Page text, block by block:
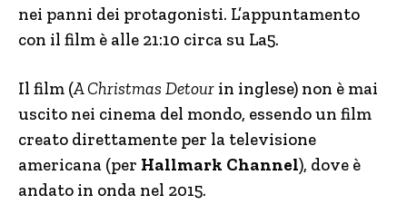
nei panni dei protagonisti. L’appuntamento
con il film è alle 21:10 circa su La5.
Il film (A Christmas Detour in inglese) non è mai
uscito nei cinema del mondo, essendo un film
creato direttamente per la televisione
americana (per Hallmark Channel), dove è
andato in onda nel 2015.